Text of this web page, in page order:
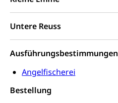
Untere Reuss
Ausführungsbestimmungen
Angelfischerei
Bestellung
Militärdienst
Zivilschutz
Schutzraumbaupflicht